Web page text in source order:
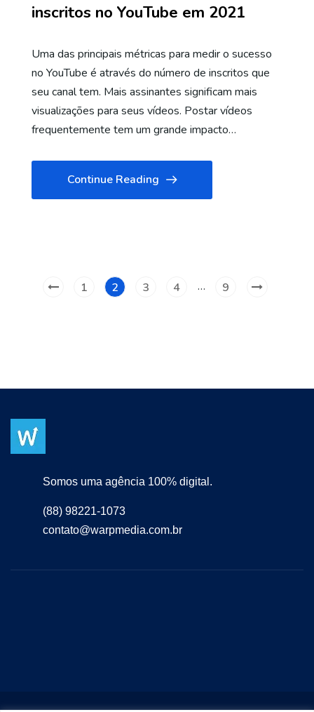
inscritos no YouTube em 2021
Uma das principais métricas para medir o sucesso
no YouTube é através do número de inscritos que
seu canal tem. Mais assinantes significam mais
visualizações para seus vídeos. Postar vídeos
frequentemente tem um grande impacto…
Continue Reading
1 2 3 4 … 9
Somos uma agência 100% digital.
(88) 98221-1073
contato@warpmedia.com.br